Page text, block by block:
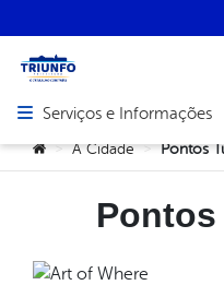
Abrir menu principal de
Serviços e Informações
Você está aqui:
> A Cidade > Pontos